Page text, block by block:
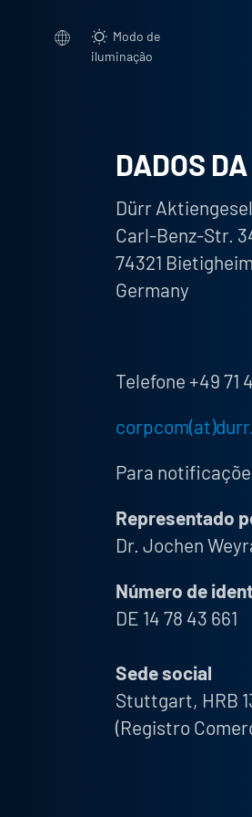
Modo de
iluminação
DADOS
Dürr
Carl-Benz-Str.
74321
Germany
Telefone +49 71
Para
Representado
Dr. Jochen
Número de
DE 14 78 43 661
Sede social
Stuttgart, HRB
(Registro